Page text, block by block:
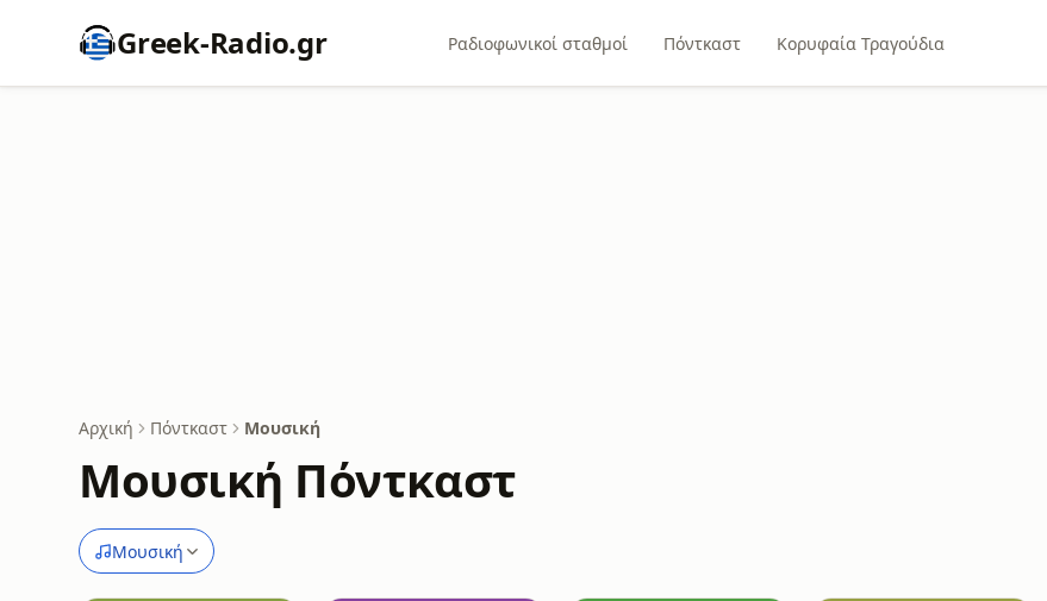
Greek-Radio.gr Ραδιοφωνικοί σταθμοί Πόντκαστ Κορυφαία Τραγούδια
Αρχική Πόντκαστ Μουσική
Μουσική Πόντκαστ
Μουσική